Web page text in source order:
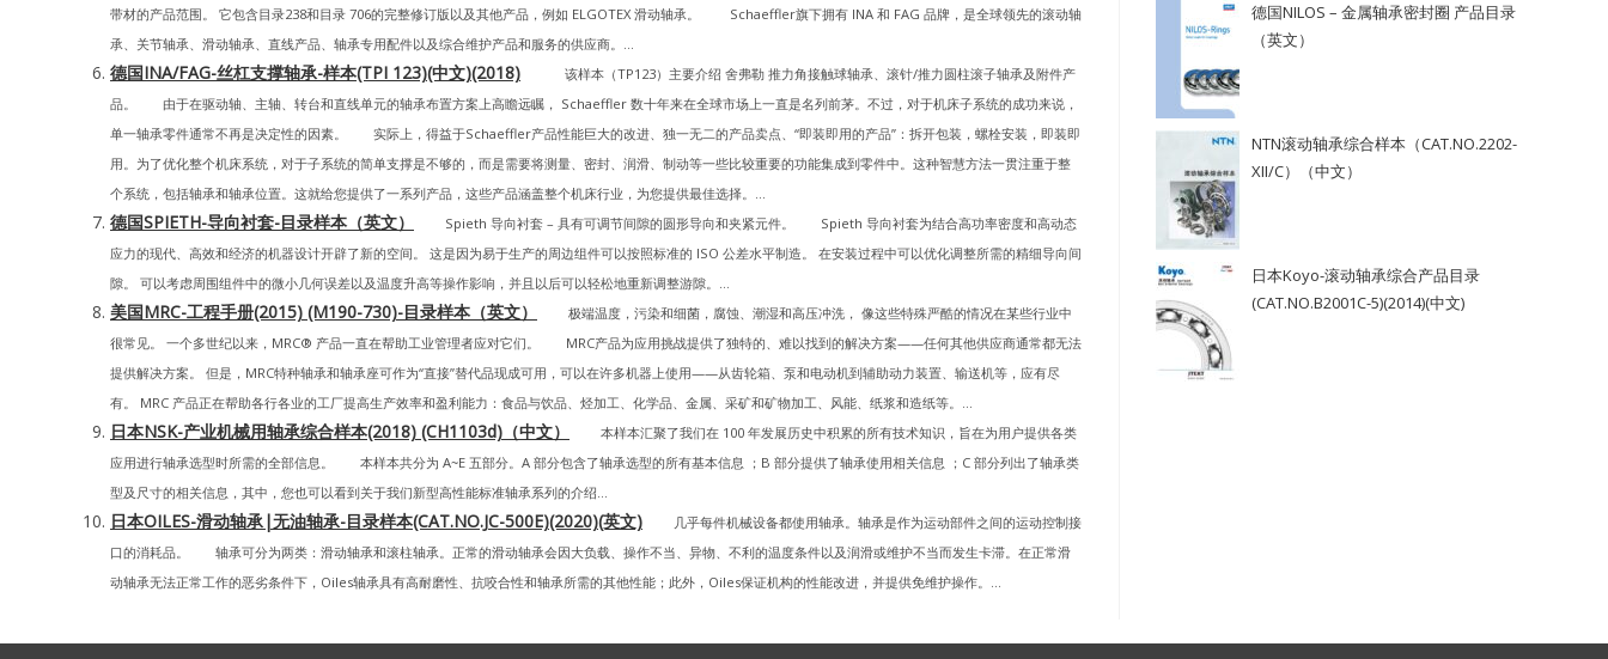
带材的产品范围。 它包含目录238和目录 706的完整修订版以及其他产品，例如 ELGOTEX 滑动轴承。 Schaeffler旗下拥有 INA 和 FAG 品牌，是全球领先的滚动轴
承、关节轴承、滑动轴承、直线产品、轴承专用配件以及综合维护产品和服务的供应商。...
德国INA/FAG-丝杠支撑轴承-样本(TPI 123)(中文)(2018)
该样本（TP123）主要介绍 舍弗勒 推力角接触球轴承、滚针/推力圆柱滚子轴承及附件产
品。 由于在驱动轴、主轴、转台和直线单元的轴承布置方案上高瞻远瞩， Schaeffler 数十年来在全球市场上一直是名列前茅。不过，对于机床子系统的成功来说，
单一轴承零件通常不再是决定性的因素。 实际上，得益于Schaeffler产品性能巨大的改进、独一无二的产品卖点、“即装即用的产品”：拆开包装，螺栓安装，即装即
用。为了优化整个机床系统，对于子系统的简单支撑是不够的，而是需要将测量、密封、润滑、制动等一些比较重要的功能集成到零件中。这种智慧方法一贯注重于整
个系统，包括轴承和轴承位置。这就给您提供了一系列产品，这些产品涵盖整个机床行业，为您提供最佳选择。...
德国SPIETH-导向衬套-目录样本（英文）
Spieth 导向衬套 – 具有可调节间隙的圆形导向和夹紧元件。 Spieth 导向衬套为结合高功率密度和高动态
应力的现代、高效和经济的机器设计开辟了新的空间。 这是因为易于生产的周边组件可以按照标准的 ISO 公差水平制造。 在安装过程中可以优化调整所需的精细导向间
隙。 可以考虑周围组件中的微小几何误差以及温度升高等操作影响，并且以后可以轻松地重新调整游隙。...
美国MRC-工程手册(2015) (M190-730)-目录样本（英文）
极端温度，污染和细菌，腐蚀、潮湿和高压冲洗， 像这些特殊严酷的情况在某些行业中
很常见。 一个多世纪以来，MRC® 产品一直在帮助工业管理者应对它们。 MRC产品为应用挑战提供了独特的、难以找到的解决方案——任何其他供应商通常都无法
提供解决方案。 但是，MRC特种轴承和轴承座可作为“直接”替代品现成可用，可以在许多机器上使用——从齿轮箱、泵和电动机到辅助动力装置、输送机等，应有尽
有。 MRC 产品正在帮助各行各业的工厂提高生产效率和盈利能力：食品与饮品、烃加工、化学品、金属、采矿和矿物加工、风能、纸浆和造纸等。...
日本NSK-产业机械用轴承综合样本(2018) (CH1103d)（中文）
本样本汇聚了我们在 100 年发展历史中积累的所有技术知识，旨在为用户提供各类
应用进行轴承选型时所需的全部信息。 本样本共分为 A~E 五部分。A 部分包含了轴承选型的所有基本信息 ；B 部分提供了轴承使用相关信息 ；C 部分列出了轴承类
型及尺寸的相关信息，其中，您也可以看到关于我们新型高性能标准轴承系列的介绍...
日本OILES-滑动轴承|无油轴承-目录样本(CAT.NO.JC-500E)(2020)(英文)
几乎每件机械设备都使用轴承。轴承是作为运动部件之间的运动控制接
口的消耗品。 轴承可分为两类：滑动轴承和滚柱轴承。正常的滑动轴承会因大负载、操作不当、异物、不利的温度条件以及润滑或维护不当而发生卡滞。在正常滑
动轴承无法正常工作的恶劣条件下，Oiles轴承具有高耐磨性、抗咬合性和轴承所需的其他性能；此外，Oiles保证机构的性能改进，并提供免维护操作。...
德国NILOS – 金属轴承密封圈 产品目录
（英文）
NTN滚动轴承综合样本（CAT.NO.2202-
XII/C）（中文）
日本Koyo-滚动轴承综合产品目录
(CAT.NO.B2001C-5)(2014)(中文)